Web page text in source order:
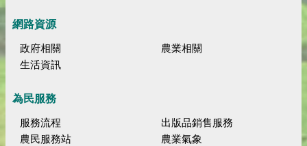
網路資源
政府相關
農業相關
生活資訊
為民服務
服務流程
出版品銷售服務
農民服務站
農業氣象